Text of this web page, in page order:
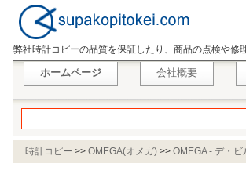
弊社時計コピーの品質を保証したり、商品の点検や
ホームページ 会社概要
時計コピー >> OMEGA(オメガ) >> OMEGA - デ・ビ